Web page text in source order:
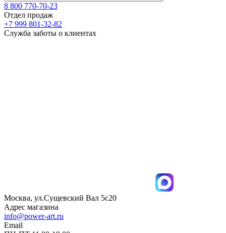
8 800 770-70-23
Отдел продаж
+7 999 801-32-82
Служба заботы о клиентах
Москва, ул.Сущевский Вал 5с20
Адрес магазина
info@power-art.ru
Email